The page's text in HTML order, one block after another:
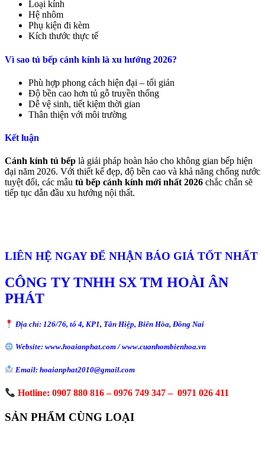
Loại kính
Hệ nhôm
Phụ kiện đi kèm
Kích thước thực tế
Vì sao tủ bếp cánh kính là xu hướng 2026?
Phù hợp phong cách hiện đại – tối giản
Độ bền cao hơn tủ gỗ truyền thống
Dễ vệ sinh, tiết kiệm thời gian
Thân thiện với môi trường
Kết luận
Cánh kính tủ bếp là giải pháp hoàn hảo cho không gian bếp hiện
đại năm 2026. Với thiết kế đẹp, độ bền cao và khả năng chống nước
tuyệt đối, các mẫu tủ bếp cánh kính mới nhất 2026 chắc chắn sẽ
tiếp tục dẫn đầu xu hướng nội thất.
LIÊN HỆ NGAY ĐỂ NHẬN BÁO GIÁ TỐT NHẤT
CÔNG TY TNHH SX TM HOÀI ÂN
PHÁT
Địa chỉ: 126/76, tổ 4, KP1, Tân Hiệp, Biên Hòa, Đồng Nai
Website: www.hoaianphat.com / www.cuanhombienhoa.vn
Email: hoaianphat2010@gmail.com
Hotline: 0907 880 816 – 0976 749 347 – 0971 026 411
SẢN PHẨM CÙNG LOẠI